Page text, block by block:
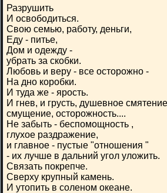
Разрушить
И освободиться.
Свою семью, работу, деньги,
Еду - питье,
Дом и одежду -
убрать за скобки.
Любовь и веру - все осторожно -
На дно коробки.
И туда же - ярость.
И гнев, и грусть, душевное
смущение, осторожность....
Не забыть - беспомощность ,
глухое раздражение,
и главное - пустые "отношения "
- их лучше в дальний угол уложить.
Связать покрепче.
Сверху крупный камень.
И утопить в соленом океане.